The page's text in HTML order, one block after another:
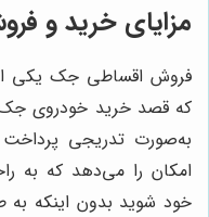
مزایای خرید و
فروش اقساطی جک یکی
که قصد خرید خودروی جک
به‌صورت تدریجی
امکان را می‌دهد که به
خود شوید بدون اینکه به